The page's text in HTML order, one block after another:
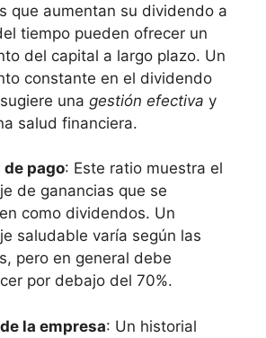
que aumentan su dividendo a
‌tiempo pueden ofrecer un
del‌ capital a ⁣largo plazo. Un
constante en el dividendo
una gestión efectiva y
salud financiera.
de pago: Este ratio muestra el
de ganancias que se
como dividendos. Un
saludable varía según las
pero en general⁤ debe
por debajo del 70%.
la empresa: Un historial